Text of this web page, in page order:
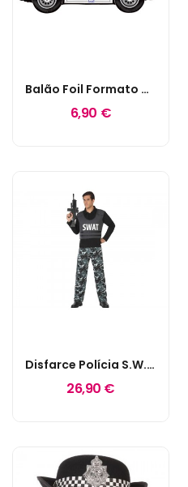
Balão Foil Formato Carro De Polícia
6,90 €
Disfarce Polícia S.W.A.T. M/L
26,90 €